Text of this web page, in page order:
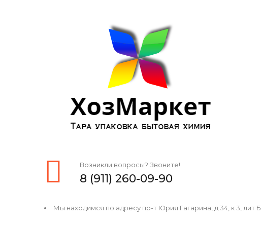
Возникли вопросы? Звоните!
8 (911) 260-09-90
Мы находимся по адресу пр-т Юрия Гагарина, д 34, к 3, лит Б